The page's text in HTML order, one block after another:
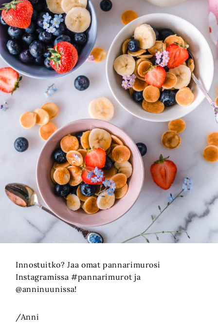
Innostuitko? Jaa omat pannarimurosi
Instagramissa #pannarimurot ja
@anninuunissa!
/Anni